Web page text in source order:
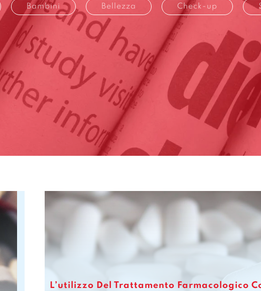
Bambini Bellezza Check-up
L’utilizzo Del Trattamento Farmacologico